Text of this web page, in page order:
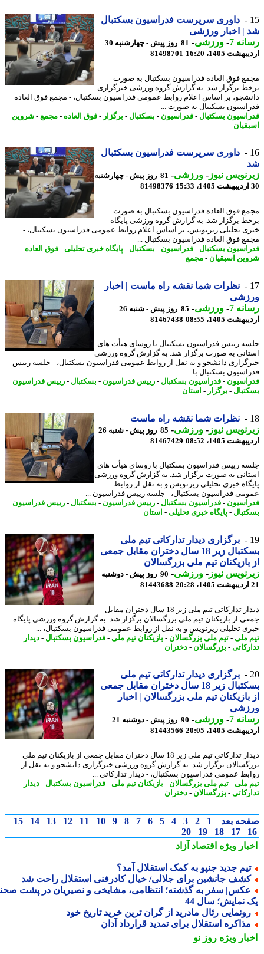
داوری سرپرست فدراسیون بسکتبال
| اخبار ورزشی
7
-ورزشی-
81 روز پیش - چهارشنبه 30
1405، 16:20
81498701
فوق العاده فدراسیون بسکتبال به صورت
برگزار شد. به گزارش گروه ورزشی خبرگزاری
بر اساس اعلام روابط عمومی فدراسیون بسکتبال، - مجمع فوق العاده
بسکتبال به صورت ...
بسکتبال-فدراسیون-بسکتبال-برگزار - فوق العاده-مجمع-شروین
داوری سرپرست فدراسیون بسکتبال
نیوز-ورزشی-
81 روز پیش - چهارشنبه
81498376
فوق العاده فدراسیون بسکتبال به صورت
برگزار شد. به گزارش گروه ورزشی پایگاه
تحلیلی زیرنویس، بر اساس اعلام روابط عمومی فدراسیون بسکتبال، -
فوق العاده فدراسیون بسکتبال ...
بسکتبال-فدراسیون-بسکتبال-پایگاه خبری تحلیلی-فوق العاده-
اسبقیان-مجمع
نظرات شما نقشه راه ماست | اخبار
7
-ورزشی-
85 روز پیش - شنبه 26
1405، 08:55
81467438
رییس فدراسیون بسکتبال با روسای هیأت های
به صورت برگزار شد. به گزارش گروه ورزشی
دانشجو و به نقل از روابط عمومی فدراسیون بسکتبال، - جلسه رییس
بسکتبال با ...
-فدراسیون بسکتبال-رییس فدراسیون-بسکتبال-رییس فدراسیون
-برگزار - استان
نظرات شما نقشه راه ماست
نیوز-ورزشی-
85 روز پیش - شنبه 26
1405، 08:52
81467429
رییس فدراسیون بسکتبال با روسای هیأت های
به صورت برگزار شد. به گزارش گروه ورزشی
خبری تحلیلی زیرنویس و به نقل از روابط
فدراسیون بسکتبال، - جلسه رییس فدراسیون ...
-فدراسیون بسکتبال-رییس فدراسیون-بسکتبال-رییس فدراسیون
-پایگاه خبری تحلیلی-استان
برگزاری دیدار تدارکاتی تیم ملی
بسکتبال زیر 18 سال دختران مقابل جمعی
تیم ملی بزرگسالان
نیوز-ورزشی-
90 روز پیش - دوشنبه
81443688
دیدار تدارکاتی تیم ملی زیر 18 سال دختران مقابل
از بازیکنان تیم ملی بزرگسالان برگزار شد. به گزارش گروه ورزشی پایگاه
تحلیلی زیرنویس و به نقل از روابط عمومی فدراسیون بسکتبال، ...
ملی -تیم ملی بزرگسالان-بازیکنان تیم ملی -فدراسیون بسکتبال-دیدار
-بزرگسالان-دختران
برگزاری دیدار تدارکاتی تیم ملی
بسکتبال زیر 18 سال دختران مقابل جمعی
تیم ملی بزرگسالان | اخبار
7
-ورزشی-
90 روز پیش - دوشنبه 21
1405، 20:05
81443566
دیدار تدارکاتی تیم ملی زیر 18 سال دختران مقابل جمعی از بازیکنان تیم ملی
برگزار شد. به گزارش گروه ورزشی خبرگزاری دانشجو و به نقل از
عمومی فدراسیون بسکتبال، - دیدار تدارکاتی ...
ملی -تیم ملی بزرگسالان-بازیکنان تیم ملی -فدراسیون بسکتبال-دیدار
-بزرگسالان-دختران
بعد 1
2
3
4
5
6
7
8
9
10
11
12
13
14
15
17
18
19
20
ویژهاقتصاد آزاد
جدید جنپو به کمک استقلال آمد؟
جانشین برای جلالی/ خیال کادرفنی استقلال راحت شد
سفر به گذشته؛ انتظامی، مشایخی و نصیریان در پشت صحنه
نمایش؛ سال 44
رئال مادرید از گران ترین خرید تاریخ خود
استقلال برای تمدید قرارداد آدان
ویژهروز نو